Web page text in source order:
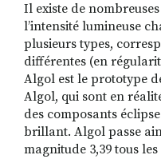
Il existe de
l’intensité lumineuse
plusieurs types,
différentes (en
Algol est le prototype
Algol, qui sont en
des composants
brillant. Algol passe
magnitude 3,39 tous les